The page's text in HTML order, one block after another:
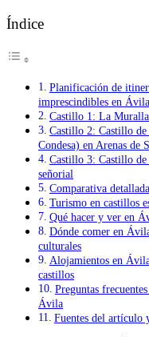
Índice
Planificación de
imprescindibles en Ávila
Castillo 1: La
Castillo 2: Castillo
Condesa) en Arenas de
Castillo 3: Castillo
señorial
Comparativa
Turismo en castillos
Qué hacer y ver en
Dónde comer en
culturales
Alojamientos en
castillos
Preguntas
Ávila
Fuentes del artículo